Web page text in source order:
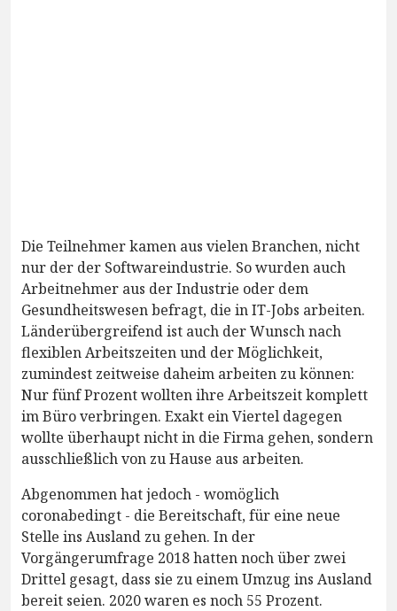
Die Teilnehmer kamen aus vielen Branchen, nicht
nur der der Softwareindustrie. So wurden auch
Arbeitnehmer aus der Industrie oder dem
Gesundheitswesen befragt, die in IT-Jobs arbeiten.
Länderübergreifend ist auch der Wunsch nach
flexiblen Arbeitszeiten und der Möglichkeit,
zumindest zeitweise daheim arbeiten zu können:
Nur fünf Prozent wollten ihre Arbeitszeit komplett
im Büro verbringen. Exakt ein Viertel dagegen
wollte überhaupt nicht in die Firma gehen, sondern
ausschließlich von zu Hause aus arbeiten.
Abgenommen hat jedoch - womöglich
coronabedingt - die Bereitschaft, für eine neue
Stelle ins Ausland zu gehen. In der
Vorgängerumfrage 2018 hatten noch über zwei
Drittel gesagt, dass sie zu einem Umzug ins Ausland
bereit seien. 2020 waren es noch 55 Prozent.